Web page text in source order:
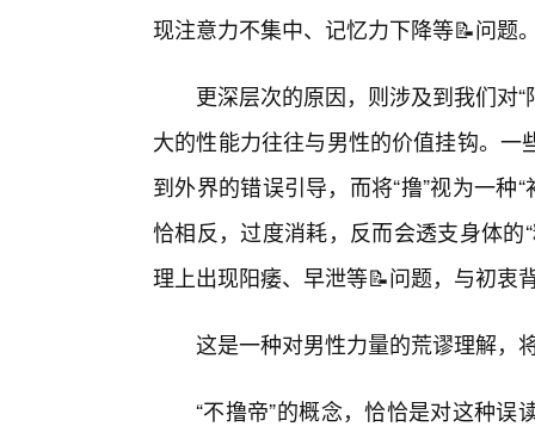
现注意力不集中、记忆力下降等📝问题
更深层次的原因，则涉及到我们对
大的性能力往往与男性的价值挂钩。
到外界的错误引导，而将“撸”视为一种
恰相反，过度消耗，反而会透支身体
理上出现阳痿、早泄等📝问题，与初衷
这是一种对男性力量的荒谬理解，
“不撸帝”的概念，恰恰是对这种